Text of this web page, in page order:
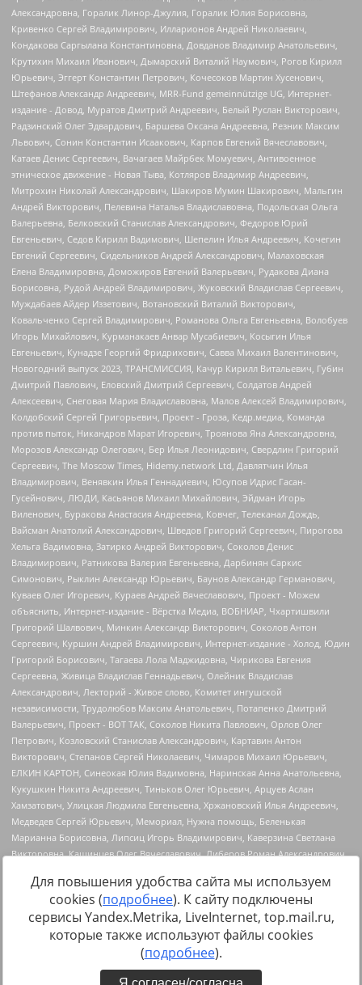
Источник:https://minjust.gov.ru/uploaded/files/reestr-
inostrannyih-agentov-22-03-2024.pdfданные на22.03.2024
Для повышения удобства сайта мы используем
cookies (подробнее). К сайту подключены
сервисы Yandex.Metrika, LiveInternet, top.mail.ru,
которые также используют файлы cookies
(подробнее).